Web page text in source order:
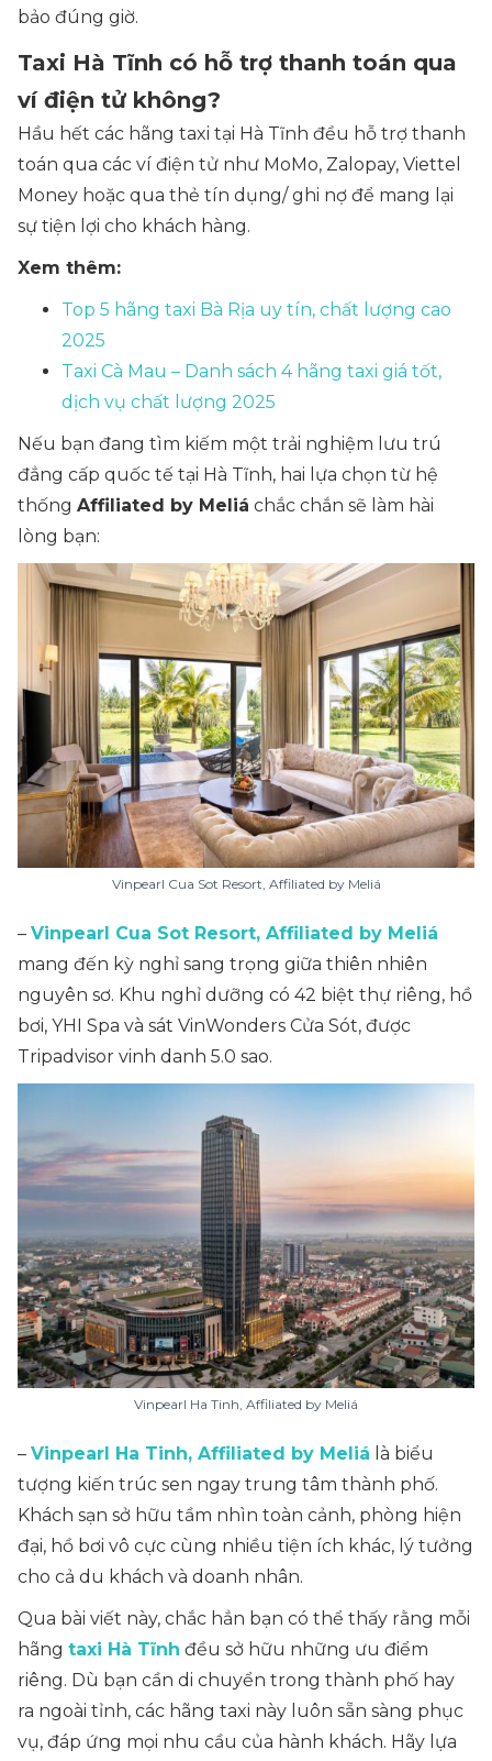
bảo đúng giờ.
Taxi Hà Tĩnh có hỗ trợ thanh toán qua
ví điện tử không?
Hầu hết các hãng taxi tại Hà Tĩnh đều hỗ trợ thanh
toán qua các ví điện tử như MoMo, Zalopay, Viettel
Money hoặc qua thẻ tín dụng/ ghi nợ để mang lại
sự tiện lợi cho khách hàng.
Xem thêm:
Top 5 hãng taxi Bà Rịa uy tín, chất lượng cao
2025
Taxi Cà Mau – Danh sách 4 hãng taxi giá tốt,
dịch vụ chất lượng 2025
Nếu bạn đang tìm kiếm một trải nghiệm lưu trú
đẳng cấp quốc tế tại Hà Tĩnh, hai lựa chọn từ hệ
thống Affiliated by Meliá chắc chắn sẽ làm hài
lòng bạn:
Vinpearl Cua Sot Resort, Affiliated by Meliá
– Vinpearl Cua Sot Resort, Affiliated by Meliá
mang đến kỳ nghỉ sang trọng giữa thiên nhiên
nguyên sơ. Khu nghỉ dưỡng có 42 biệt thự riêng, hồ
bơi, YHI Spa và sát VinWonders Cửa Sót, được
Tripadvisor vinh danh 5.0 sao.
Vinpearl Ha Tinh, Affiliated by Meliá
– Vinpearl Ha Tinh, Affiliated by Meliá là biểu
tượng kiến trúc sen ngay trung tâm thành phố.
Khách sạn sở hữu tầm nhìn toàn cảnh, phòng hiện
đại, hồ bơi vô cực cùng nhiều tiện ích khác, lý tưởng
cho cả du khách và doanh nhân.
Qua bài viết này, chắc hẳn bạn có thể thấy rằng mỗi
hãng taxi Hà Tĩnh đều sở hữu những ưu điểm
riêng. Dù bạn cần di chuyển trong thành phố hay
ra ngoài tỉnh, các hãng taxi này luôn sẵn sàng phục
vụ, đáp ứng mọi nhu cầu của hành khách. Hãy lựa